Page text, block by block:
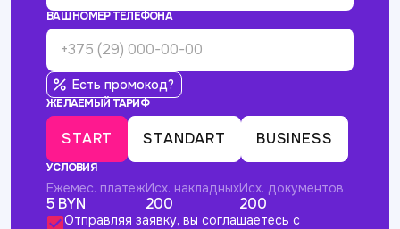
ВАШ НОМЕР ТЕЛЕФОНА
Есть промокод?
ЖЕЛАЕМЫЙ ТАРИФ
START STANDART BUSINESS
УСЛОВИЯ
Ежемес. платеж
5 BYN
Исх. накладных
200
Исх. документов
200
Отправляя заявку, вы соглашаетесь с